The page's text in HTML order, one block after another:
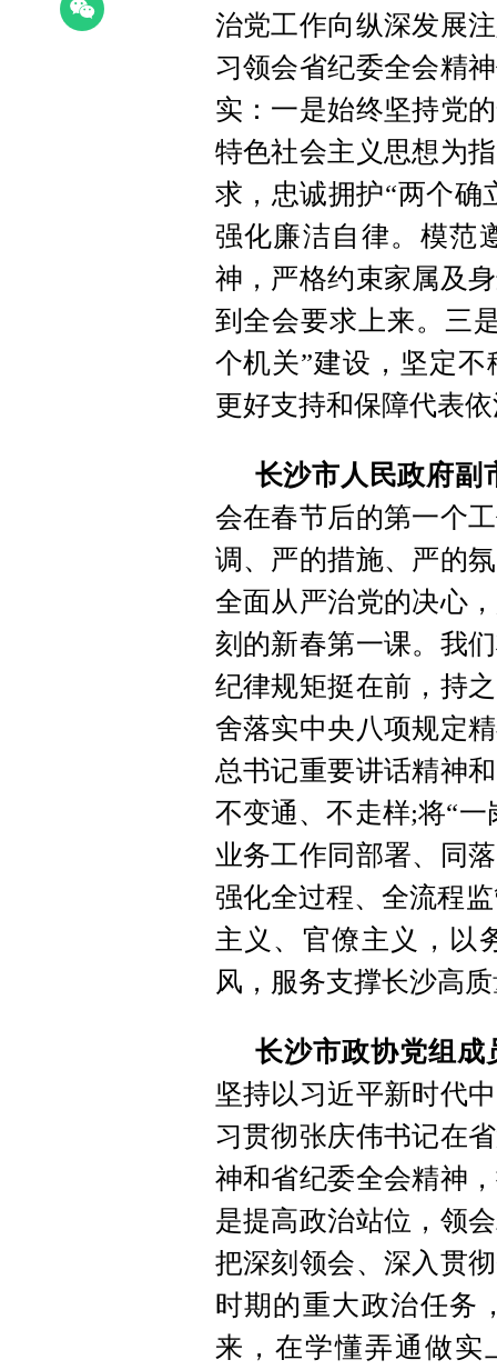
治党工作向纵深发展
习领会省纪委全会精
实：一是始终坚持党
特色社会主义思想为
求，忠诚拥护“两个确
强化廉洁自律。模范
神，严格约束家属及
到全会要求上来。三
个机关”建设，坚定
更好支持和保障代表
长沙市人民政府副
会在春节后的第一个
调、严的措施、严的
全面从严治党的决心
刻的新春第一课。我
纪律规矩挺在前，持
舍落实中央八项规定
总书记重要讲话精神
不变通、不走样;将“
业务工作同部署、同
强化全过程、全流程
主义、官僚主义，以
风，服务支撑长沙高
长沙市政协党组成
坚持以习近平新时代
习贯彻张庆伟书记在
神和省纪委全会精神
是提高政治站位，领
把深刻领会、深入贯
时期的重大政治任务
来，在学懂弄通做实